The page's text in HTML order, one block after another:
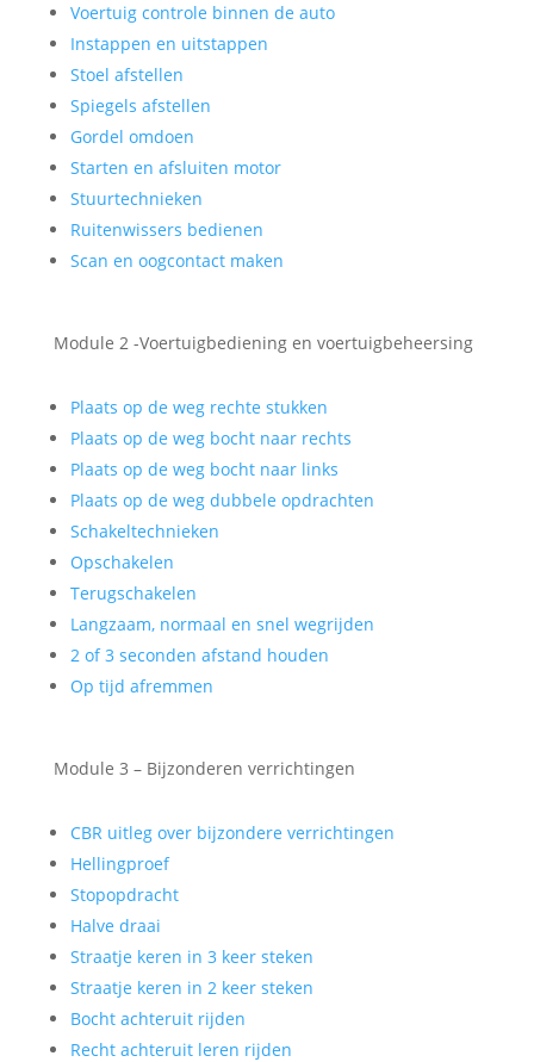
Voertuig controle binnen de auto
Instappen en uitstappen
Stoel afstellen
Spiegels afstellen
Gordel omdoen
Starten en afsluiten motor
Stuurtechnieken
Ruitenwissers bedienen
Scan en oogcontact maken
Module 2 -Voertuigbediening en voertuigbeheersing
Plaats op de weg rechte stukken
Plaats op de weg bocht naar rechts
Plaats op de weg bocht naar links
Plaats op de weg dubbele opdrachten
Schakeltechnieken
Opschakelen
Terugschakelen
Langzaam, normaal en snel wegrijden
2 of 3 seconden afstand houden
Op tijd afremmen
Module 3 – Bijzonderen verrichtingen
CBR uitleg over bijzondere verrichtingen
Hellingproef
Stopopdracht
Halve draai
Straatje keren in 3 keer steken
Straatje keren in 2 keer steken
Bocht achteruit rijden
Recht achteruit leren rijden